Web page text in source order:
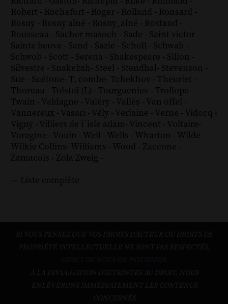
Robert - Rochefort - Roger - Rolland - Ronsard -
Rosny - Rosny aîné - Rosny_aîné - Rostand -
Rousseau - Sacher masoch - Sade - Saint victor -
Sainte beuve - Sand - Sazie - Scholl - Schwab -
Schwob - Scott - Serena - Shakespeare - Silion -
Silvestre - Snakebzh- Steel - Stendhal- Stevenson -
Sue - Suétone- T. combe- Tchekhov - Theuriet -
Thoreau - Tolstoï (L) - Tourgueniev - Trollope -
Twain - Valdagne - Valéry - Vallès - Van offel -
Vannereux - Vasari - Vély - Verlaine - Verne - Vidocq -
Vigny - Villiers de l´isle adam- Vincent - Voltaire-
Voragine - Vouin - Weil - Wells - Wharton - Wilde -
Wilkie Collins- Williams - Wood - Zaccone -
Zamacoïs - Zola Zweig -
--- Liste complète